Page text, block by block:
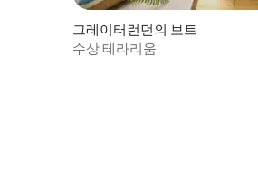
그레이터런던의 보트
수상 테라리움